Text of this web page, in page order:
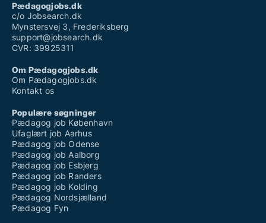
Pædagogjobs.dk
c/o Jobsearch.dk
Mynstersvej 3, Frederiksberg
support@jobsearch.dk
CVR: 39925311
Om Pædagogjobs.dk
Om Pædagogjobs.dk
Kontakt os
Populære søgninger
Pædagog job København
Ufaglært job Aarhus
Pædagog job Odense
Pædagog job Aalborg
Pædagog job Esbjerg
Pædagog job Randers
Pædagog job Kolding
Pædagog Nordsjælland
Pædagog Fyn